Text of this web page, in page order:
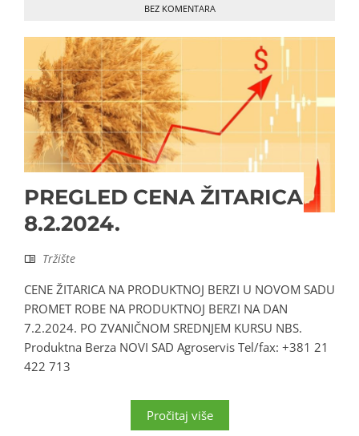
BEZ KOMENTARA
PREGLED CENA ŽITARICA
8.2.2024.
Tržište
CENE ŽITARICA NA PRODUKTNOJ BERZI U NOVOM SADU
PROMET ROBE NA PRODUKTNOJ BERZI NA DAN
7.2.2024. PO ZVANIČNOM SREDNJEM KURSU NBS.
Produktna Berza NOVI SAD Agroservis Tel/fax: +381 21
422 713
Pročitaj više